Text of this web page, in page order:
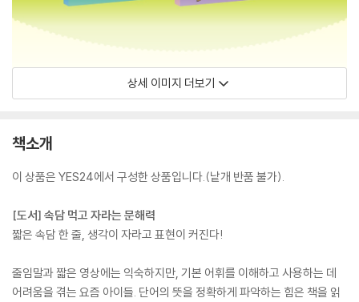
상세 이미지 더보기
책소개
이 상품은 YES24에서 구성한 상품입니다.(낱개 반품 불가).
[도서] 속담 먹고 자라는 문해력
짧은 속담 한 줄, 생각이 자라고 표현이 커진다!
줄임말과 짧은 영상에는 익숙하지만, 기본 어휘를 이해하고 사용하는 데
어려움을 겪는 요즘 아이들. 단어의 뜻을 정확하게 파악하는 힘은 책을 읽